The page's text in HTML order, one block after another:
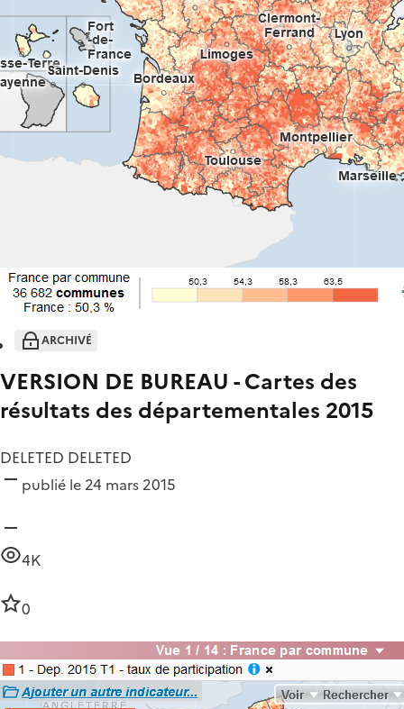
ARCHIVÉ
VERSION DE BUREAU - Cartes des
résultats des départementales 2015
DELETED DELETED
publié le 24 mars 2015
4K
0